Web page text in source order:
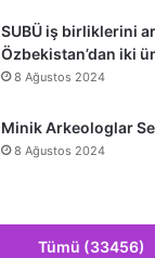
SUBÜ iş birliklerini
Özbekistan’dan iki
8 Ağustos 2024
Minik Arkeologlar
8 Ağustos 2024
Tümü (33456)